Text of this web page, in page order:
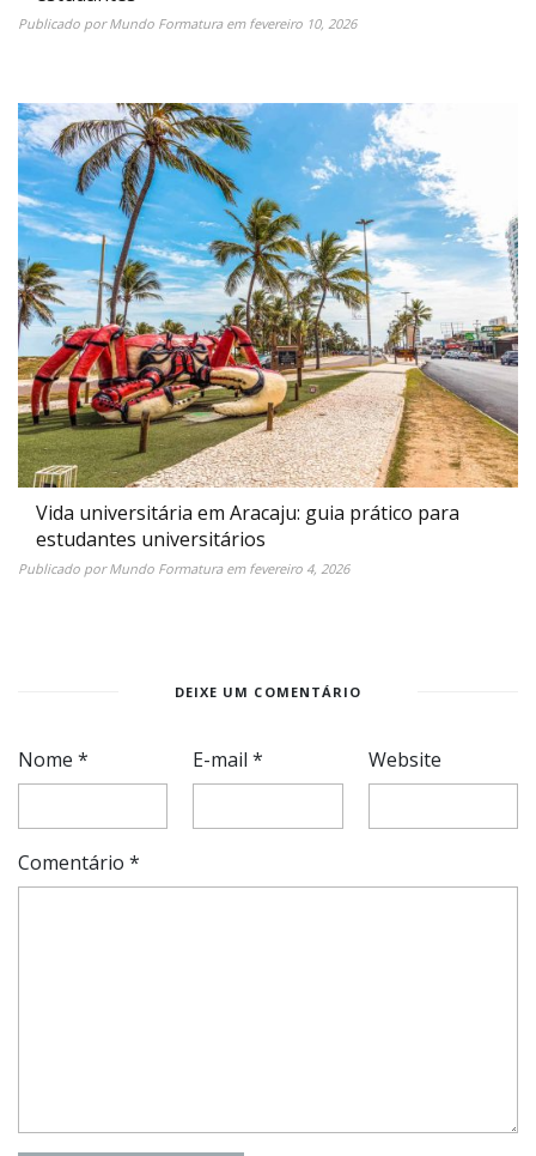
Publicado porMundo Formaturaem fevereiro 10, 2026
Vida universitária em Aracaju: guia prático para
estudantes universitários
Publicado porMundo Formaturaem fevereiro 4, 2026
DEIXE UM COMENTÁRIO
Nome * E-mail* Website
Comentário *